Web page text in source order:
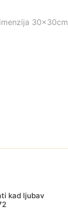
30x30cm
kad ljubav